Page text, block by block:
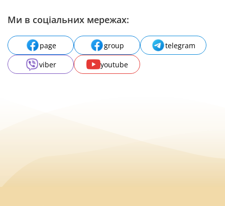
Ми в соціальних мережах:
page group
telegram
viber
youtube